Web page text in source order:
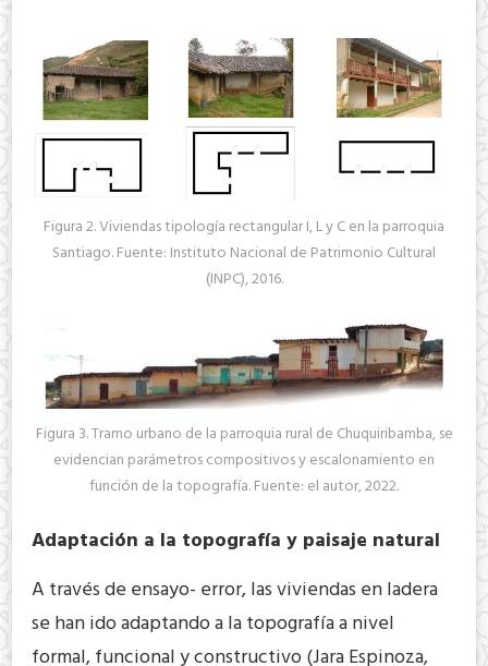
Figura 2. Viviendas tipología rectangular I, L y C en la parroquia
Santiago. Fuente: Instituto Nacional de Patrimonio Cultural
(INPC), 2016.
Figura 3. Tramo urbano de la parroquia rural de Chuquiribamba, se
evidencian parámetros compositivos y escalonamiento en
función de la topografía. Fuente: el autor, 2022.
Adaptación a la topografía y paisaje natural
A través de ensayo- error, las viviendas en ladera
se han ido adaptando a la topografía a nivel
formal, funcional y constructivo (Jara Espinoza,